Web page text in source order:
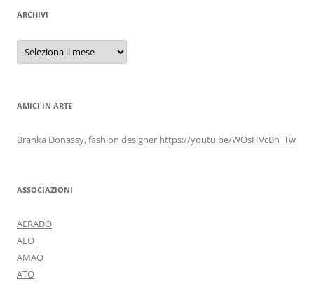
ARCHIVI
Archivi
AMICI IN ARTE
Branka Donassy, fashion designer https://youtu.be/WOsHVcBh_Tw
ASSOCIAZIONI
AERADO
ALO
AMAO
ATO